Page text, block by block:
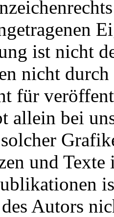
ist nicht
nicht
für
allein bei
und
Autors